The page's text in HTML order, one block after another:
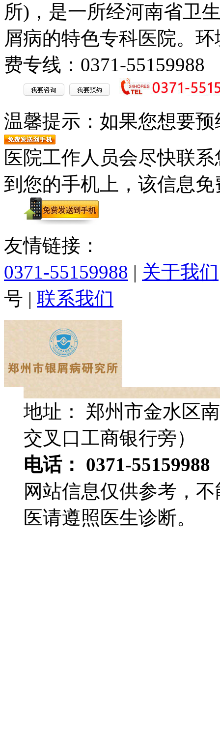
所)，是一所经河南省卫
屑病的特色专科医院。
费专线：0371-55159988
温馨提示： 如果您想要
医院工作人员会尽快联
到您的手机上，该信息免
友情链接：
0371-55159988 | 关于我们
号 | 联系我们
地址： 郑州市金水区
交叉口工商银行旁）
电话： 0371-55159988
网站信息仅供参考，
医请遵照医生诊断。